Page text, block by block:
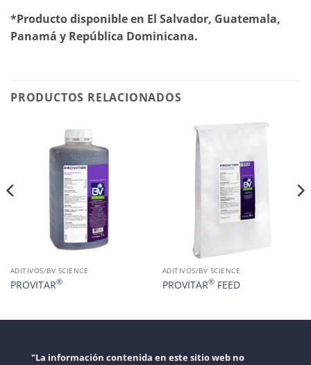
*Producto disponible en El Salvador, Guatemala,
Panamá y República Dominicana.
PRODUCTOS RELACIONADOS
ADITIVOS/BV SCIENCE
PROVITAR®
ADITIVOS/BV SCIENCE
PROVITAR®FEED
"La información contenida en este sitio web no